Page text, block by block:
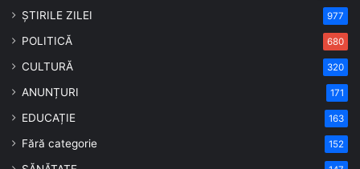
ȘTIRILE ZILEI 977
POLITICĂ 680
CULTURĂ 320
ANUNȚURI 171
EDUCAȚIE 163
Fără categorie 152